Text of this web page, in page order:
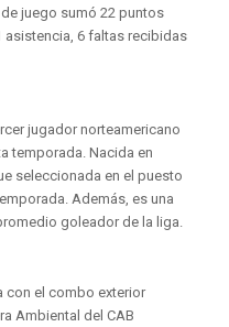
juego sumó 22 puntos
asistencia, 6 faltas recibidas
jugador norteamericano
temporada. Nacida en
seleccionada en el puesto
Además, es una
goleador de la liga.
con el combo exterior
Ambiental del CAB